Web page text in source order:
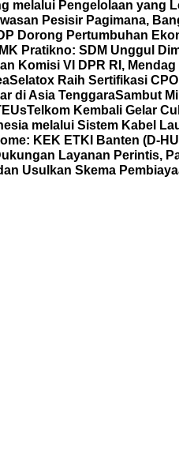
melalui Pengelolaan yang
Pesisir Pagimana,
Dorong Pertumbuhan
Pratikno: SDM Unggul
Komisi VI DPR RI,
Selatox Raih Sertifikasi
di Asia TenggaraSambut
Telkom Kembali Gelar
melalui Sistem Kabel
KEK ETKI Banten (D-
Layanan Perintis,
Usulkan Skema